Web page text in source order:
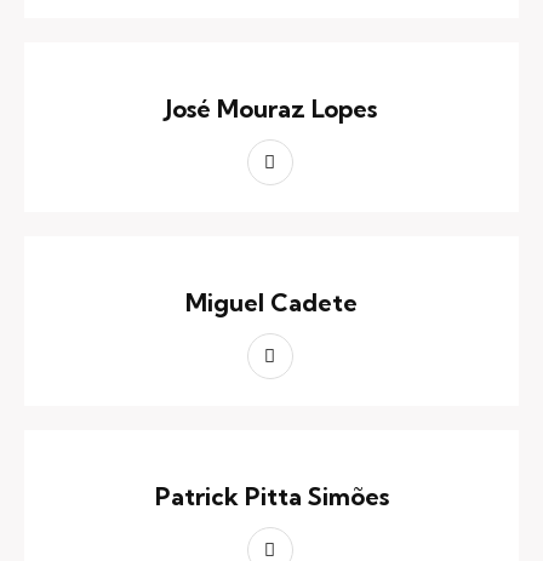
José Mouraz Lopes
Miguel Cadete
Patrick Pitta Simões